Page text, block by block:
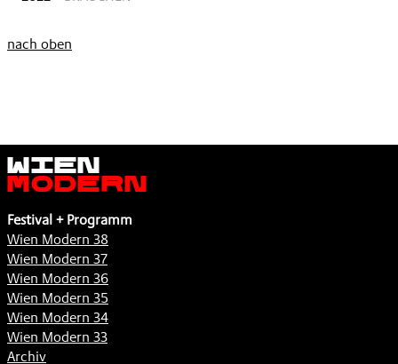
nach oben
Wien
Modern
Festival + Programm
Wien Modern 38
Wien Modern 37
Wien Modern 36
Wien Modern 35
Wien Modern 34
Wien Modern 33
Archiv